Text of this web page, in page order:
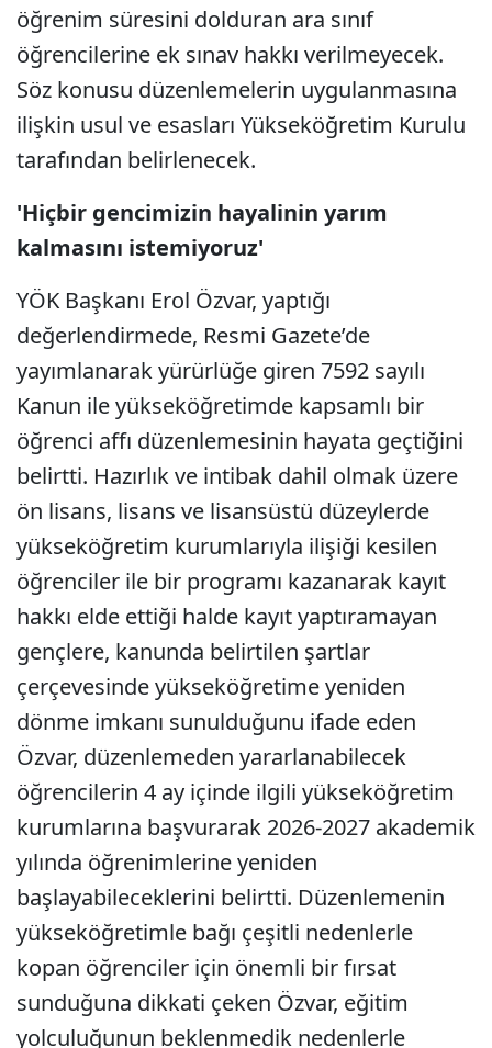
öğrenim süresini dolduran ara sınıf
öğrencilerine ek sınav hakkı verilmeyecek.
Söz konusu düzenlemelerin uygulanmasına
ilişkin usul ve esasları Yükseköğretim Kurulu
tarafından belirlenecek.
'Hiçbir gencimizin hayalinin yarım
kalmasını istemiyoruz'
YÖK Başkanı Erol Özvar, yaptığı
değerlendirmede, Resmi Gazete’de
yayımlanarak yürürlüğe giren 7592 sayılı
Kanun ile yükseköğretimde kapsamlı bir
öğrenci affı düzenlemesinin hayata geçtiğini
belirtti. Hazırlık ve intibak dahil olmak üzere
ön lisans, lisans ve lisansüstü düzeylerde
yükseköğretim kurumlarıyla ilişiği kesilen
öğrenciler ile bir programı kazanarak kayıt
hakkı elde ettiği halde kayıt yaptıramayan
gençlere, kanunda belirtilen şartlar
çerçevesinde yükseköğretime yeniden
dönme imkanı sunulduğunu ifade eden
Özvar, düzenlemeden yararlanabilecek
öğrencilerin 4 ay içinde ilgili yükseköğretim
kurumlarına başvurarak 2026-2027 akademik
yılında öğrenimlerine yeniden
başlayabileceklerini belirtti. Düzenlemenin
yükseköğretimle bağı çeşitli nedenlerle
kopan öğrenciler için önemli bir fırsat
sunduğuna dikkati çeken Özvar, eğitim
yolculuğunun beklenmedik nedenlerle